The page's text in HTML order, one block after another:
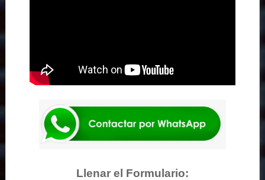
Llenar el Formulario: